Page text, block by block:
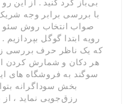
بی‌باز گرد کنید . از این
با بررسی برابر وجه
صواب انتخاب روش سئو
رویه ابتدا گوگل بپردازیم
که یک ناظر حرف بررسی
هر دکان و شمارش کردن
سوگند به فروشگاه های
بخش سوداگرانه
رزق‌جویی نماید ، از